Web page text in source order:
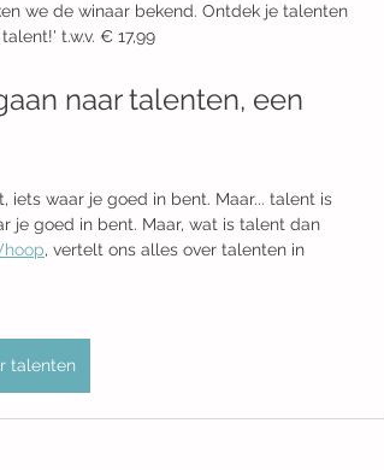
we de winaar bekend. Ontdek je talenten
t.w.v. € 17,99
naar talenten, een
iets waar je goed in bent. Maar... talent is
je goed in bent. Maar, wat is talent dan
, vertelt ons alles over talenten in
talenten